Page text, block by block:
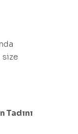
size
Tadını